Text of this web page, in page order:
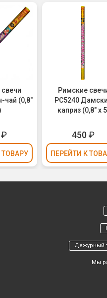
чай (0,8"
₽
ТОВАРУ
Римские
РС5240
каприз (0,8" х
450₽
ПЕРЕЙТИ К
Дежурный
Мы